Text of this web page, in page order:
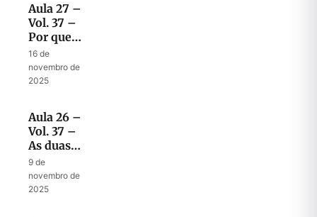
Aula 27 –
Vol. 37 –
Por que
Elias?
16 de
novembro de
2025
Aula 26 –
Vol. 37 –
As duas
partes da
última
mensagem
9 de
novembro de
2025